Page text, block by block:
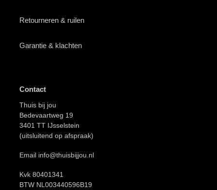
Retourneren & ruilen
Garantie & klachten
Contact
Thuis bij jou
Bedevaartweg 19
3401 TT IJsselstein
(uitsluitend op afspraak)
Email info@thuisbijjou.nl
Kvk 80401341
BTW NL003440596B19